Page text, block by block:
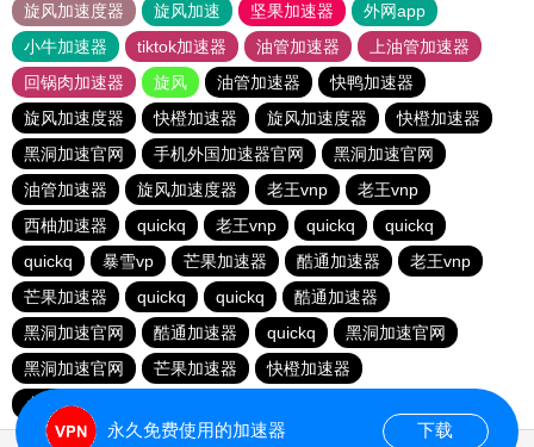
旋风加速度器
旋风加速 坚果加速器
外网app
小牛加速器
tiktok加速器 油管加速器
上油管加速器
回锅肉加速器
旋风 油管加速器
快鸭加速器
旋风加速度器
快橙加速器 旋风加速度器
快橙加速器
黑洞加速官网
手机外国加速器官网
黑洞加速官网
油管加速器
旋风加速度器 老王vnp
老王vnp
西柚加速器
quickq 老王vnp quickq
quickq
quickq
暴雪vp 芒果加速器 酷通加速器
老王vnp
芒果加速器
quickq quickq
酷通加速器
黑洞加速官网
酷通加速器 quickq
黑洞加速官网
黑洞加速官网
芒果加速器
快橙加速器
小猫咪ciash加速器
永久免费使用的加速器 下载